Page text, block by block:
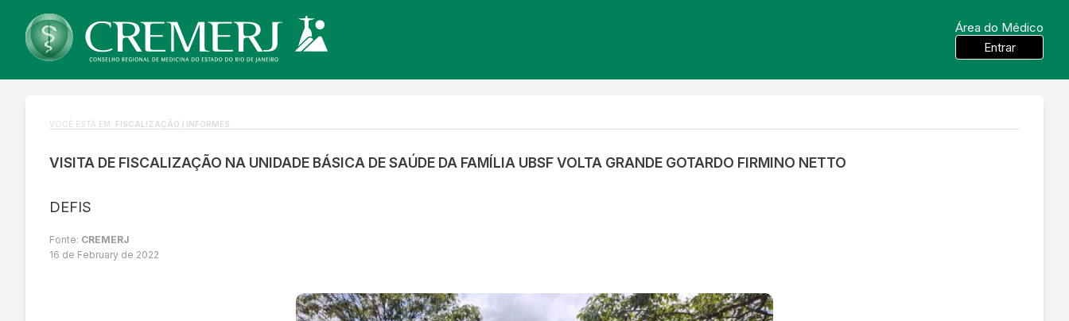
Área do Médico
Entrar
VOCÊ ESTÁ EM: FISCALIZAÇÃO / INFORMES
VISITA DE FISCALIZAÇÃO NA UNIDADE BÁSICA DE SAÚDE DA FAMÍLIA UBSF VOLTA GRANDE GOTARDO FIRMINO NETTO
DEFIS
Fonte: CREMERJ
16 de February de 2022